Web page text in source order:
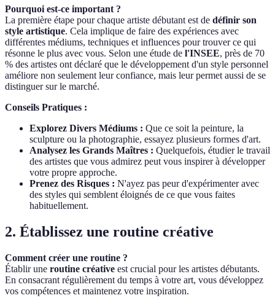
Pourquoi est-ce important ?
La première étape pour chaque artiste débutant est de définir son
style artistique. Cela implique de faire des expériences avec
différentes médiums, techniques et influences pour trouver ce qui
résonne le plus avec vous. Selon une étude de l'INSEE, près de 70
% des artistes ont déclaré que le développement d'un style personnel
améliore non seulement leur confiance, mais leur permet aussi de se
distinguer sur le marché.
Conseils Pratiques :
Explorez Divers Médiums : Que ce soit la peinture, la
sculpture ou la photographie, essayez plusieurs formes d'art.
Analysez les Grands Maîtres : Quelquefois, étudier le travail
des artistes que vous admirez peut vous inspirer à développer
votre propre approche.
Prenez des Risques : N'ayez pas peur d'expérimenter avec
des styles qui semblent éloignés de ce que vous faites
habituellement.
2. Établissez une routine créative
Comment créer une routine ?
Établir une routine créative est crucial pour les artistes débutants.
En consacrant régulièrement du temps à votre art, vous développez
vos compétences et maintenez votre inspiration.